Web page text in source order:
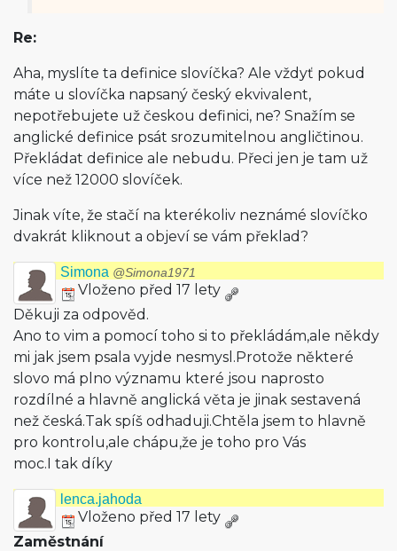
Re:
Aha, myslíte ta definice slovíčka? Ale vždyť pokud
máte u slovíčka napsaný český ekvivalent,
nepotřebujete už českou definici, ne? Snažím se
anglické definice psát srozumitelnou angličtinou.
Překládat definice ale nebudu. Přeci jen je tam už
více než 12000 slovíček.
Jinak víte, že stačí na kterékoliv neznámé slovíčko
dvakrát kliknout a objeví se vám překlad?
Simona @Simona1971
Vloženo před 17 lety
Děkuji za odpověd.
Ano to vim a pomocí toho si to překládám,ale někdy
mi jak jsem psala vyjde nesmysl.Protože některé
slovo má plno významu které jsou naprosto
rozdílné a hlavně anglická věta je jinak sestavená
než česká.Tak spíš odhaduji.Chtěla jsem to hlavně
pro kontrolu,ale chápu,že je toho pro Vás
moc.I tak díky
lenca.jahoda
Vloženo před 17 lety
Zaměstnání